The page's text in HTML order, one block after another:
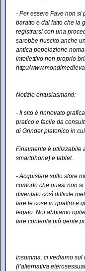
- Per essere Fave non si
baratto e dal fatto che la
registrarsi con una
sarebbe riuscito anche
antica popolazione
intellettivo non proprio
http://
Notizie entusiasmanti:
- Il sito è rinnovato
pratico e facile da
di Grinder platonico in
Finalmente è utilizzabile
smartphone) e tablet.
- Acquistare sullo store
comodo che quasi non
diventato così difficile
fare le cose in quattro e
fegato. Noi abbiamo
fare contenta più gente
Insomma: ci vediamo
(l’alternativa